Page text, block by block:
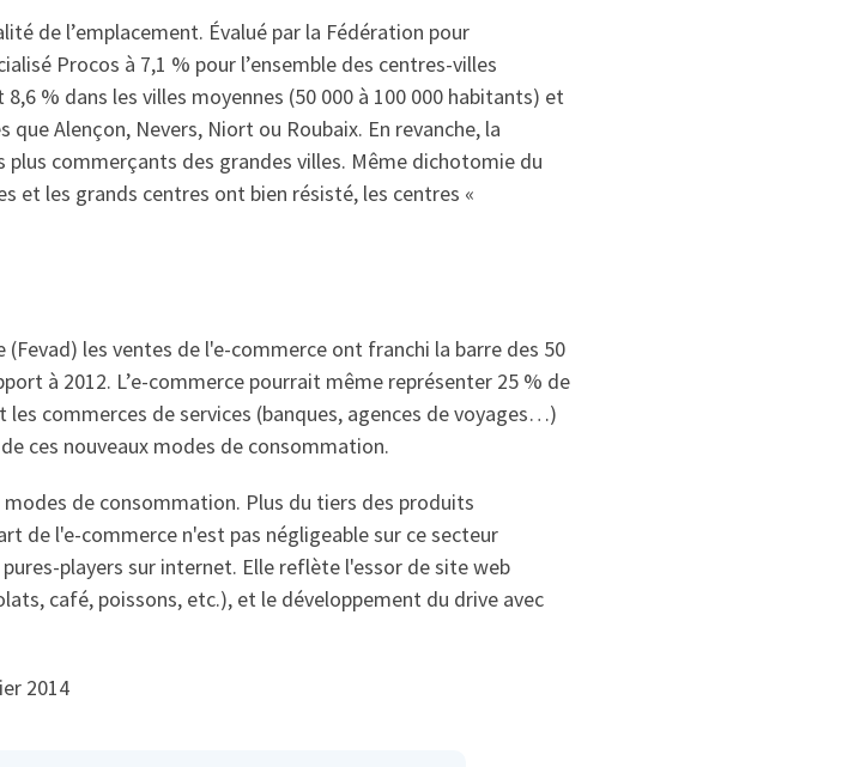
de l’emplacement. Évalué par la Fédération pour
Procos à 7,1 % pour l’ensemble des centres-villes
% dans les villes moyennes (50 000 à 100 000 habitants) et
Alençon, Nevers, Niort ou Roubaix. En revanche, la
plus commerçants des grandes villes. Même dichotomie du
et les grands centres ont bien résisté, les centres «
les ventes de l'e-commerce ont franchi la barre des 50
à 2012. L’e-commerce pourrait même représenter 25 % de
les commerces de services (banques, agences de voyages…)
ces nouveaux modes de consommation.
de consommation. Plus du tiers des produits
de l'e-commerce n'est pas négligeable sur ce secteur
players sur internet. Elle reflète l'essor de site web
café, poissons, etc.), et le développement du drive avec
2014